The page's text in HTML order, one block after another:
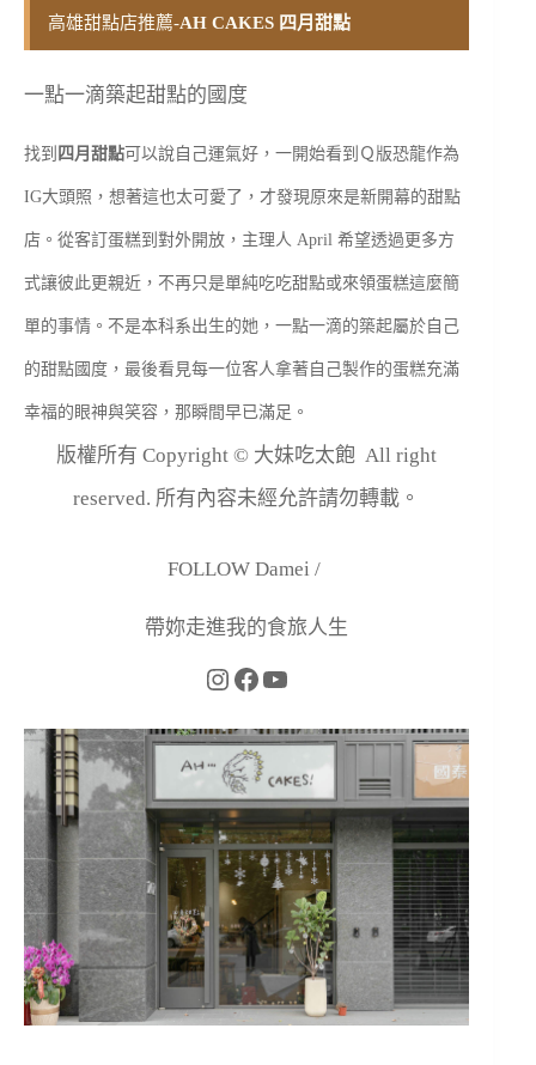
高雄甜點店推薦-AH CAKES 四月甜點
一點一滴築起甜點的國度
找到 四月甜點可以說自己運氣好，一開始看到Ｑ版恐龍作為
IG大頭照，想著這也太可愛了，才發現原來是新開幕的甜點
店。從客訂蛋糕到對外開放，主理人 April 希望透過更多方
式讓彼此更親近，不再只是單純吃吃甜點或來領蛋糕這麼簡
單的事情。不是本科系出生的她，一點一滴的築起屬於自己
的甜點國度，最後看見每一位客人拿著自己製作的蛋糕充滿
幸福的眼神與笑容，那瞬間早已滿足。
版權所有 Copyright © 大妹吃太飽 All right
reserved. 所有內容未經允許請勿轉載。
FOLLOW Damei /
帶妳走進我的食旅人生